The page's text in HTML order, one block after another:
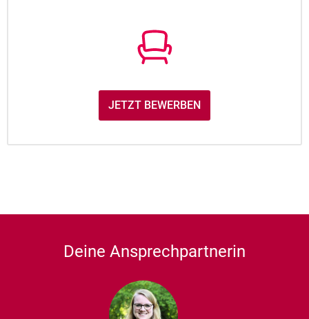
JETZT BEWERBEN
Deine Ansprechpartnerin